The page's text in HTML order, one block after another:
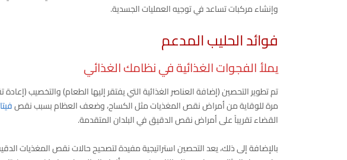
وإنشاء مركبات تساعد في توجيه العمليات الجسدية.
فوائد الحليب المدعم
يملأ الفجوات الغذائية في نظامك الغذائي
تم تطوير التحصين (إضافة العناصر الغذائية التي يفتقر إليها الطعام) والتخصيب (إعادة
مرة للوقاية من أمراض نقص المغذيات مثل الكساح، وضعف العظام بسبب نقص
القضاء تقريباً على أمراض نقص الدقيق في البلدان المتقدمة.
بالإضافة إلى ذلك، يعد التحصين استراتيجية مفيدة لتصحيح حالات نقص المغذيات